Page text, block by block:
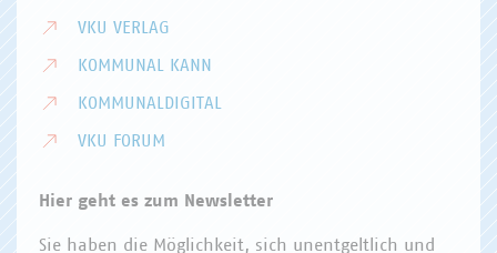
VKU VERLAG
KOMMUNAL KANN
KOMMUNALDIGITAL
VKU FORUM
Hier geht es zum Newsletter
Sie haben die Möglichkeit, sich unentgeltlich und